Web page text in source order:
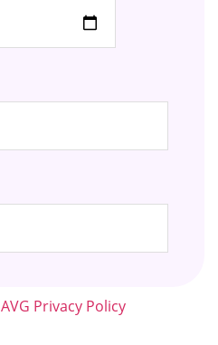
AVG Privacy Policy